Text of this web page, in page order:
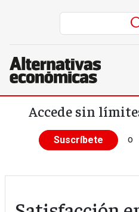
Pasar al contenido principal
Accede sin
Suscríbete o